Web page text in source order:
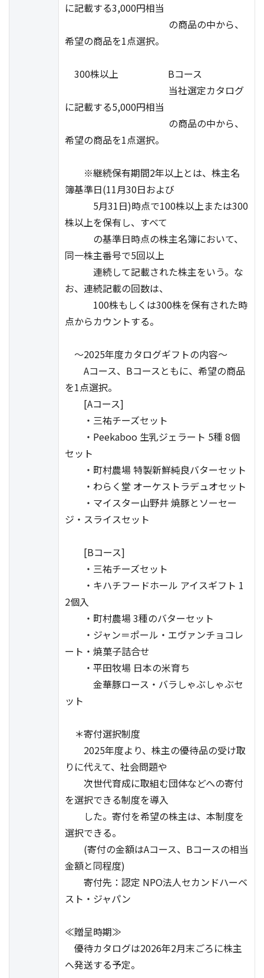
に記載する3,000円相当
の商品の中から、
希望の商品を1点選択。
300株以上 Bコース
当社選定カタログ
に記載する5,000円相当
の商品の中から、
希望の商品を1点選択。
※継続保有期間2年以上とは、株主名
簿基準日(11月30日および
5月31日)時点で100株以上または300
株以上を保有し、すべて
の基準日時点の株主名簿において、
同一株主番号で5回以上
連続して記載された株主をいう。な
お、連続記載の回数は、
100株もしくは300株を保有された時
点からカウントする。
～2025年度カタログギフトの内容～
Aコース、Bコースともに、希望の商品
を1点選択。
[Aコース]
・三祐チーズセット
・Peekaboo 生乳ジェラート 5種 8個
セット
・町村農場 特製新鮮純良バターセット
・わらく堂 オーケストラデュオセット
・マイスター山野井 焼豚とソーセー
ジ・スライスセット
[Bコース]
・三祐チーズセット
・キハチフードホール アイスギフト 1
2個入
・町村農場 3種のバターセット
・ジャン＝ポール・エヴァンチョコレ
ート・焼菓子詰合せ
・平田牧場 日本の米育ち
金華豚ロース・バラしゃぶしゃぶセ
ット
＊寄付選択制度
2025年度より、株主の優待品の受け取
りに代えて、社会問題や
次世代育成に取組む団体などへの寄付
を選択できる制度を導入
した。寄付を希望の株主は、本制度を
選択できる。
(寄付の金額はAコース、Bコースの相当
金額と同程度)
寄付先：認定 NPO法人セカンドハーベ
スト・ジャパン
≪贈呈時期≫
優待カタログは2026年2月末ごろに株主
へ発送する予定。